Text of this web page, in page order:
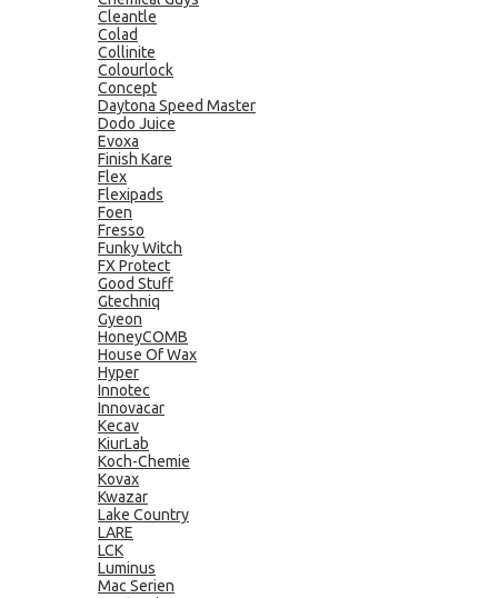
Cleantle
Colad
Collinite
Colourlock
Concept
Daytona Speed Master
Dodo Juice
Evoxa
Finish Kare
Flex
Flexipads
Foen
Fresso
Funky Witch
FX Protect
Good Stuff
Gtechniq
Gyeon
HoneyCOMB
House Of Wax
Hyper
Innotec
Innovacar
Kecav
KiurLab
Koch-Chemie
Kovax
Kwazar
Lake Country
LARE
LCK
Luminus
Mac Serien